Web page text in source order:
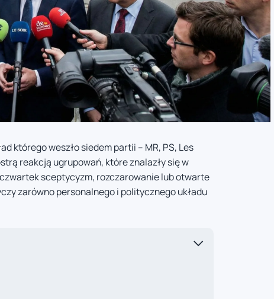
którego weszło siedem partii – MR, PS, Les
reakcją ugrupowań, które znalazły się w
sceptycyzm, rozczarowanie lub otwarte
zarówno personalnego i politycznego układu